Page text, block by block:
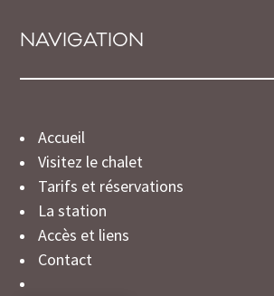
NAVIGATION
Accueil
Visitez le chalet
Tarifs et réservations
La station
Accès et liens
Contact